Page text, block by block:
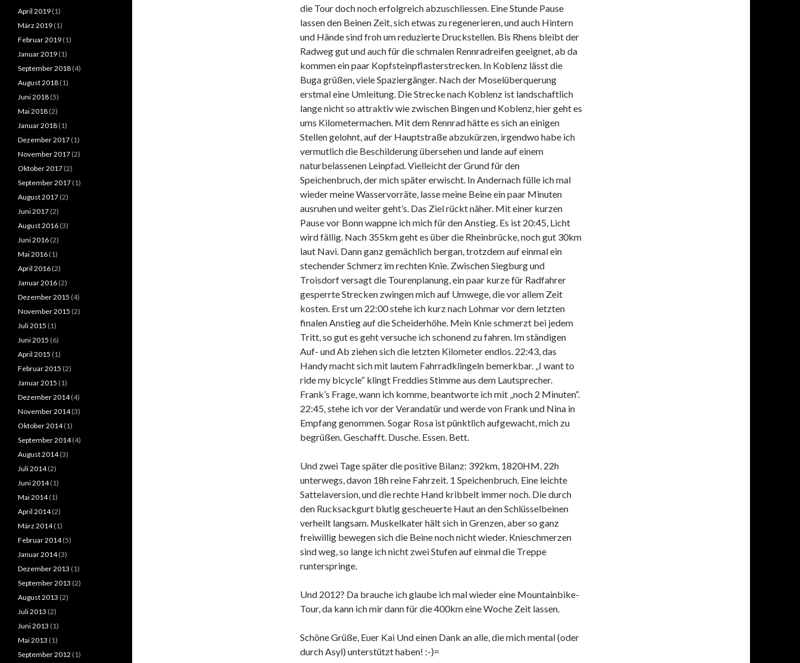
die Tour doch noch erfolgreich abzuschliessen. Eine Stunde Pause
lassen den Beinen Zeit, sich etwas zu regenerieren, und auch Hintern
und Hände sind froh um reduzierte Druckstellen. Bis Rhens bleibt der
Radweg gut und auch für die schmalen Rennradreifen geeignet, ab da
kommen ein paar Kopfsteinpflasterstrecken. In Koblenz lässt die
Buga grüßen, viele Spaziergänger. Nach der Moselüberquerung
erstmal eine Umleitung. Die Strecke nach Koblenz ist landschaftlich
lange nicht so attraktiv wie zwischen Bingen und Koblenz, hier geht es
ums Kilometermachen. Mit dem Rennrad hätte es sich an einigen
Stellen gelohnt, auf der Hauptstraße abzukürzen, irgendwo habe ich
vermutlich die Beschilderung übersehen und lande auf einem
naturbelassenen Leinpfad. Vielleicht der Grund für den
Speichenbruch, der mich später erwischt. In Andernach fülle ich mal
wieder meine Wasservorräte, lasse meine Beine ein paar Minuten
ausruhen und weiter geht’s. Das Ziel rückt näher. Mit einer kurzen
Pause vor Bonn wappne ich mich für den Anstieg. Es ist 20:45, Licht
wird fällig. Nach 355km geht es über die Rheinbrücke, noch gut 30km
laut Navi. Dann ganz gemächlich bergan, trotzdem auf einmal ein
stechender Schmerz im rechten Knie. Zwischen Siegburg und
Troisdorf versagt die Tourenplanung, ein paar kurze für Radfahrer
gesperrte Strecken zwingen mich auf Umwege, die vor allem Zeit
kosten. Erst um 22:00 stehe ich kurz nach Lohmar vor dem letzten
finalen Anstieg auf die Scheiderhöhe. Mein Knie schmerzt bei jedem
Tritt, so gut es geht versuche ich schonend zu fahren. Im ständigen
Auf- und Ab ziehen sich die letzten Kilometer endlos. 22:43, das
Handy macht sich mit lautem Fahrradklingeln bemerkbar. „I want to
ride my bicycle“ klingt Freddies Stimme aus dem Lautsprecher.
Frank’s Frage, wann ich komme, beantworte ich mit „noch 2 Minuten“.
22:45, stehe ich vor der Verandatür und werde von Frank und Nina in
Empfang genommen. Sogar Rosa ist pünktlich aufgewacht, mich zu
begrüßen. Geschafft. Dusche. Essen. Bett.
Und zwei Tage später die positive Bilanz: 392km, 1820HM. 22h
unterwegs, davon 18h reine Fahrzeit. 1 Speichenbruch. Eine leichte
Sattelaversion, und die rechte Hand kribbelt immer noch. Die durch
den Rucksackgurt blutig gescheuerte Haut an den Schlüsselbeinen
verheilt langsam. Muskelkater hält sich in Grenzen, aber so ganz
freiwillig bewegen sich die Beine noch nicht wieder. Knieschmerzen
sind weg, so lange ich nicht zwei Stufen auf einmal die Treppe
runterspringe.
Und 2012? Da brauche ich glaube ich mal wieder eine Mountainbike-
Tour, da kann ich mir dann für die 400km eine Woche Zeit lassen.
Schöne Grüße, Euer Kai Und einen Dank an alle, die mich mental (oder
durch Asyl) unterstützt haben! :-)=
April 2019 (1)
März 2019 (1)
Februar 2019 (1)
Januar 2019 (1)
September 2018 (4)
August 2018 (1)
Juni 2018 (5)
Mai 2018 (2)
Januar 2018 (1)
Dezember 2017 (1)
November 2017 (2)
Oktober 2017 (2)
September 2017 (1)
August 2017 (2)
Juni 2017 (2)
August 2016 (3)
Juni 2016 (2)
Mai 2016 (1)
April 2016 (2)
Januar 2016 (2)
Dezember 2015 (4)
November 2015 (2)
Juli 2015 (1)
Juni 2015 (6)
April 2015 (1)
Februar 2015 (2)
Januar 2015 (1)
Dezember 2014(4)
November 2014(3)
Oktober 2014(1)
September 2014(4)
August 2014(3)
Juli 2014(2)
Juni 2014(1)
Mai 2014(1)
April 2014(2)
März 2014(1)
Februar 2014(5)
Januar 2014(3)
Dezember 2013 (1)
September 2013 (2)
August 2013 (2)
Juli 2013 (2)
Juni 2013 (1)
Mai 2013 (1)
September 2012 (1)